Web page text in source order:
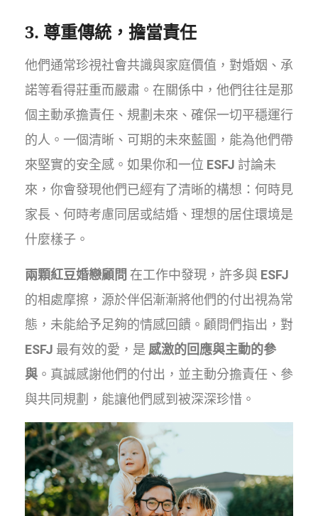
3. 尊重傳統，擔當責任
他們通常珍視社會共識與家庭價值，對婚姻、承
諾等看得莊重而嚴肅。在關係中，他們往往是那
個主動承擔責任、規劃未來、確保一切平穩運行
的人。一個清晰、可期的未來藍圖，能為他們帶
來堅實的安全感。如果你和一位 ESFJ 討論未
來，你會發現他們已經有了清晰的構想：何時見
家長、何時考慮同居或結婚、理想的居住環境是
什麼樣子。
兩顆紅豆婚戀顧問 在工作中發現，許多與 ESFJ
的相處摩擦，源於伴侶漸漸將他們的付出視為常
態，未能給予足夠的情感回饋。顧問們指出，對
ESFJ 最有效的愛，是 感激的回應與主動的參
與 。真誠感謝他們的付出，並主動分擔責任、參
與共同規劃，能讓他們感到被深深珍惜。